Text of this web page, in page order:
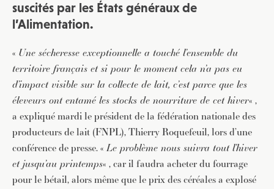
suscités par les États généraux de
l’Alimentation.
« Une sécheresse exceptionnelle a touché l’ensemble du
territoire français et si pour le moment cela n’a pas eu
d’impact visible sur la collecte de lait, c’est parce que les
éleveurs ont entamé les stocks de nourriture de cet hiver« ,
a expliqué mardi le président de la fédération nationale des
producteurs de lait (FNPL), Thierry Roquefeuil, lors d’une
conférence de presse. «Le problème nous suivra tout l’hiver
et jusqu’au printemps« , car il faudra acheter du fourrage
pour le bétail, alors même que le prix des céréales a explosé